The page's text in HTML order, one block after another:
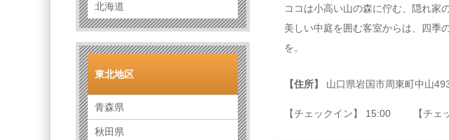
ココは小高い山の森に佇む、隠れ家
美しい中庭を囲む客室からは、四季
を。
【住所】 山口県岩国市周東町中山
【チェックイン】 15:00 【チェ
北海道
東北地区
青森県
秋田県